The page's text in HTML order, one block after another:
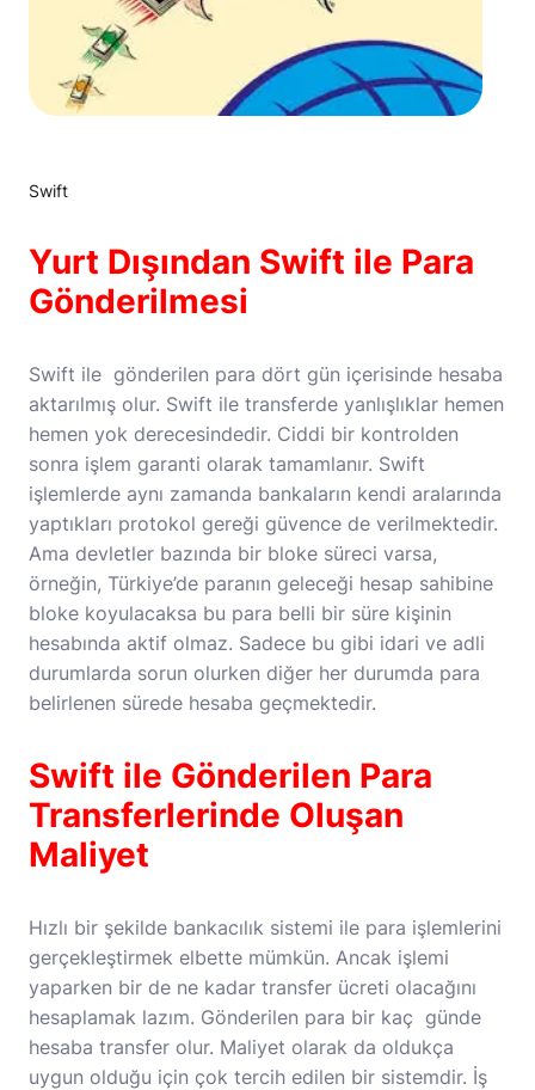
Swift
Yurt Dışından Swift ile Para
Gönderilmesi
Swift ile gönderilen para dört gün içerisinde hesaba
aktarılmış olur. Swift ile transferde yanlışlıklar hemen
hemen yok derecesindedir. Ciddi bir kontrolden
sonra işlem garanti olarak tamamlanır. Swift
işlemlerde aynı zamanda bankaların kendi aralarında
yaptıkları protokol gereği güvence de verilmektedir.
Ama devletler bazında bir bloke süreci varsa,
örneğin, Türkiye’de paranın geleceği hesap sahibine
bloke koyulacaksa bu para belli bir süre kişinin
hesabında aktif olmaz. Sadece bu gibi idari ve adli
durumlarda sorun olurken diğer her durumda para
belirlenen sürede hesaba geçmektedir.
Swift ile Gönderilen Para
Transferlerinde Oluşan
Maliyet
Hızlı bir şekilde bankacılık sistemi ile para işlemlerini
gerçekleştirmek elbette mümkün. Ancak işlemi
yaparken bir de ne kadar transfer ücreti olacağını
hesaplamak lazım. Gönderilen para bir kaç günde
hesaba transfer olur. Maliyet olarak da oldukça
uygun olduğu için çok tercih edilen bir sistemdir. İş